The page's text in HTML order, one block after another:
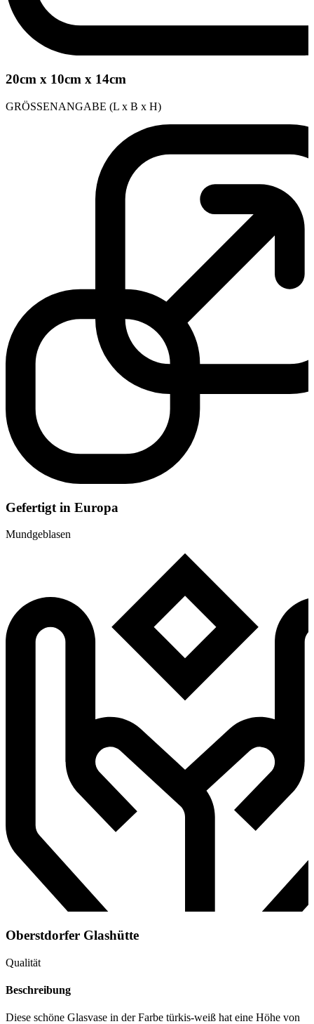
20cm x 10cm x 14cm
GRÖSSENANGABE (L x B x H)
Gefertigt in Europa
Mundgeblasen
Oberstdorfer Glashütte
Qualität
Beschreibung
Diese schöne Glasvase in der Farbe türkis-weiß hat eine Höhe von